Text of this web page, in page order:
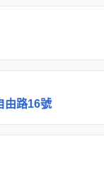
由路16號